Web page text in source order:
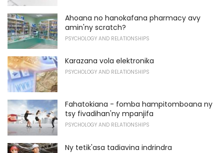
Ahoana no hanokafana pharmacy avy
amin'ny scratch?
PSYCHOLOGY AND RELATIONSHIPS
Karazana vola elektronika
PSYCHOLOGY AND RELATIONSHIPS
Fahatokiana - fomba hampitomboana ny
tsy fivadihan'ny mpanjifa
PSYCHOLOGY AND RELATIONSHIPS
Ny tetik'asa tadiavina indrindra